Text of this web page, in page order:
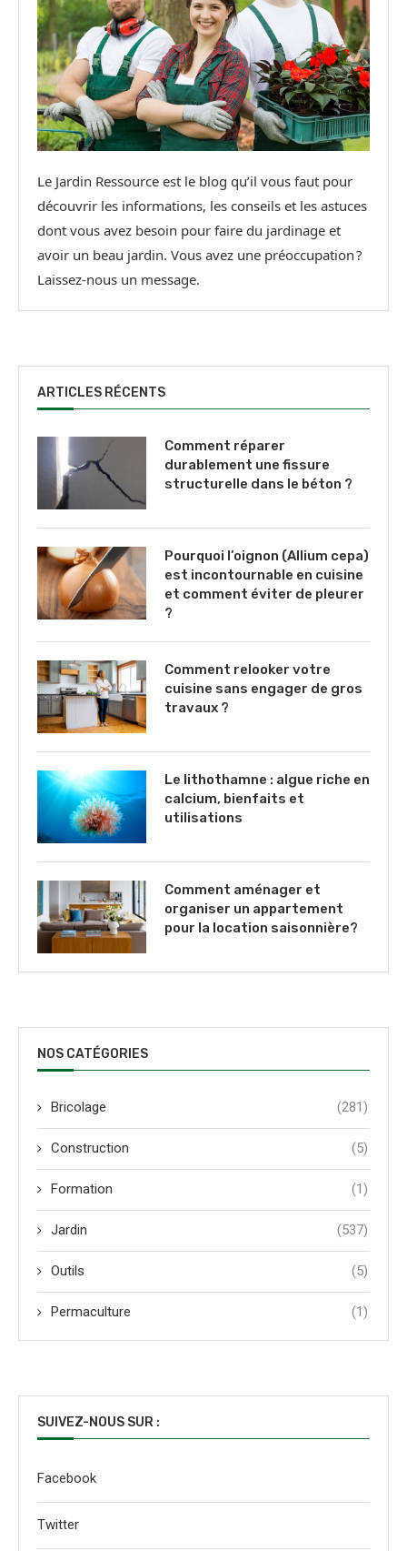
Le Jardin Ressource est le blog qu’il vous faut pour
découvrir les informations, les conseils et les astuces
dont vous avez besoin pour faire du jardinage et
avoir un beau jardin. Vous avez une préoccupation ?
Laissez-nous un message.
ARTICLES RÉCENTS
Comment réparer
durablement une fissure
structurelle dans le béton ?
Pourquoi l’oignon (Allium cepa)
est incontournable en cuisine
et comment éviter de pleurer
?
Comment relooker votre
cuisine sans engager de gros
travaux ?
Le lithothamne : algue riche en
calcium, bienfaits et
utilisations
Comment aménager et
organiser un appartement
pour la location saisonnière?
NOS CATÉGORIES
Bricolage (281)
Construction (5)
Formation (1)
Jardin (537)
Outils (5)
Permaculture (1)
SUIVEZ-NOUS SUR :
Facebook
Twitter